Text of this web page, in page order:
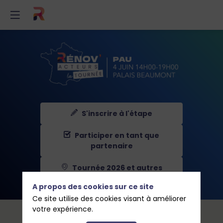
S'inscrire à l'étape
Participer en tant que
partenaire
Tournée 2026 et autres
A propos des cookies sur ce site
Ce site utilise des cookies visant à améliorer
votre expérience.